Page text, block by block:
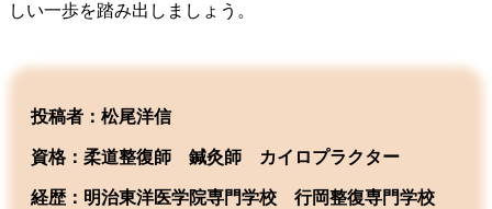
しい一歩を踏み出しましょう。
投稿者：松尾洋信
資格：柔道整復師 鍼灸師 カイロプラクター
経歴：明治東洋医学院専門学校 行岡整復専門学校